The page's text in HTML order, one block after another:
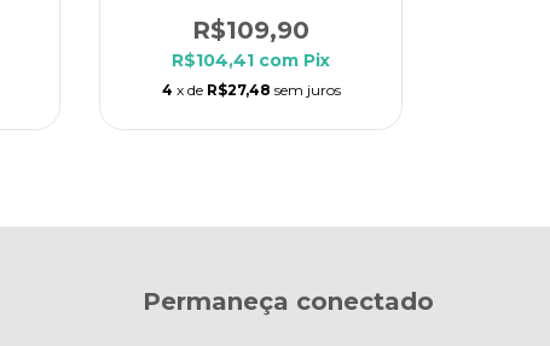
R$109,90
R$104,41 com Pix
4 x de R$27,48 sem juros
Permaneça conectado